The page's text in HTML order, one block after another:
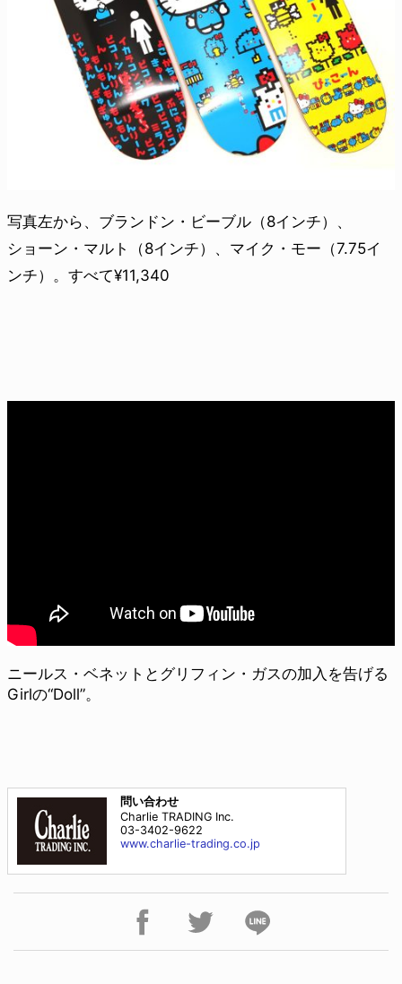
写真左から、ブランドン・ビーブル（8インチ）、
ショーン・マルト（8インチ）、マイク・モー（7.75イ
ンチ）。すべて¥11,340
ニールス・ベネットとグリフィン・ガスの加入を告げる
Girlの“Doll”。
問い合わせ
Charlie TRADING Inc.
03-3402-9622
www.charlie-trading.co.jp